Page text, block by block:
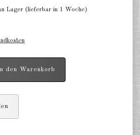
1:285
Lager (lieferbar in 1 Woche)
den Warenkorb